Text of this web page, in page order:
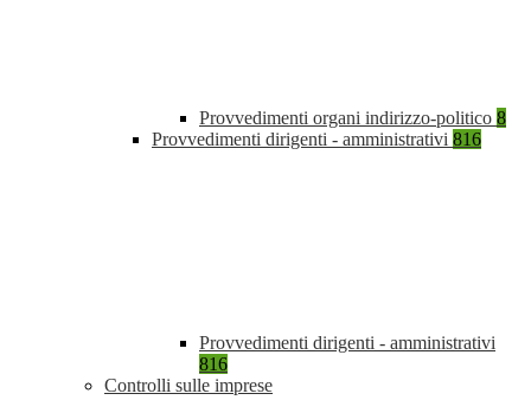
Provvedimenti organi indirizzo-politico 8
Provvedimenti dirigenti - amministrativi 816
Provvedimenti dirigenti - amministrativi
816
Controlli sulle imprese